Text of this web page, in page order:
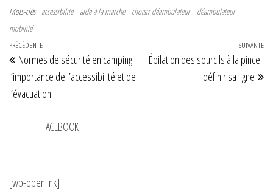
Mots-clés accessibilité aide à la marche choisir déambulateur
déambulateur
mobilité
Navigation de l’article
Article précédent
PRÉCÉDENTE
Normes de sécurité en camping :
l’importance de l’accessibilité et de
l’évacuation
SUIVANTE
Épilation des sourcils à la pince :
définir sa ligne
FACEBOOK
[wp-openlink]